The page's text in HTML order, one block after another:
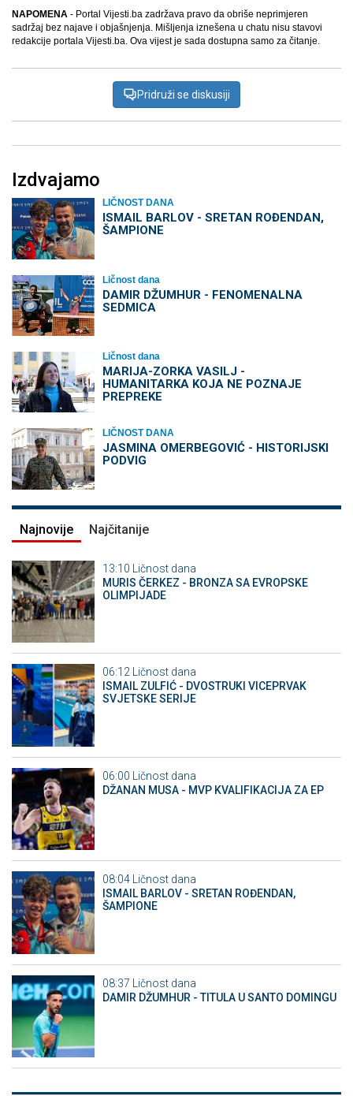
NAPOMENA - Portal Vijesti.ba zadržava pravo da obriše neprimjeren
sadržaj bez najave i objašnjenja. Mišljenja iznešena u chatu nisu stavovi
redakcije portala Vijesti.ba. Ova vijest je sada dostupna samo za čitanje.
Pridruži se diskusiji
Izdvajamo
LIČNOST DANA
ISMAIL BARLOV - SRETAN ROĐENDAN,
ŠAMPIONE
Ličnost dana
DAMIR DŽUMHUR - FENOMENALNA
SEDMICA
Ličnost dana
MARIJA-ZORKA VASILJ -
HUMANITARKA KOJA NE POZNAJE
PREPREKE
LIČNOST DANA
JASMINA OMERBEGOVIĆ - HISTORIJSKI
PODVIG
Najnovije Najčitanije
13:10 Ličnost dana
MURIS ČERKEZ - BRONZA SA EVROPSKE
OLIMPIJADE
06:12
Ličnost dana
ISMAIL ZULFIĆ - DVOSTRUKI VICEPRVAK
SVJETSKE SERIJE
06:00 Ličnost dana
DŽANAN MUSA - MVP KVALIFIKACIJA ZA EP
08:04
Ličnost dana
ISMAIL BARLOV - SRETAN ROĐENDAN,
ŠAMPIONE
08:37 Ličnost dana
DAMIR DŽUMHUR - TITULA U SANTO DOMINGU